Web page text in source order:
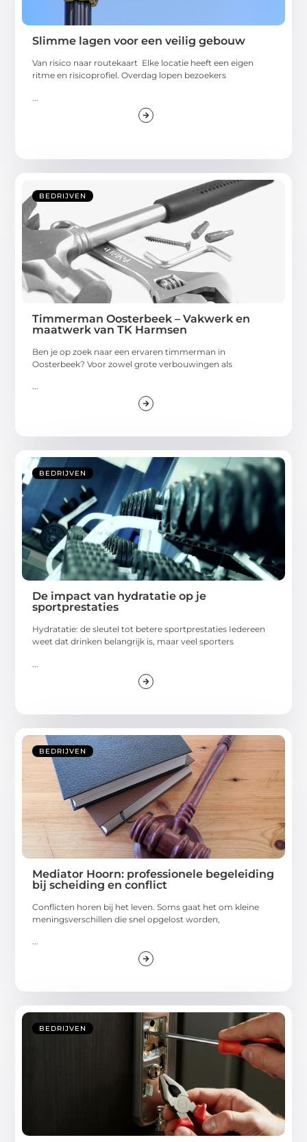
Slimme lagen voor een veilig gebouw
Van risico naar routekaart Elke locatie heeft een eigen
ritme en risicoprofiel. Overdag lopen bezoekers
BEDRIJVEN
Timmerman Oosterbeek – Vakwerk en
maatwerk van TK Harmsen
Ben je op zoek naar een ervaren timmerman in
Oosterbeek? Voor zowel grote verbouwingen als
...
BEDRIJVEN
De impact van hydratatie op je
sportprestaties
Hydratatie: de sleutel tot betere sportprestaties Iedereen
weet dat drinken belangrijk is, maar veel sporters
BEDRIJVEN
Mediator Hoorn: professionele begeleiding
bij scheiding en conflict
Conflicten horen bij het leven. Soms gaat het om kleine
meningsverschillen die snel opgelost worden,
BEDRIJVEN